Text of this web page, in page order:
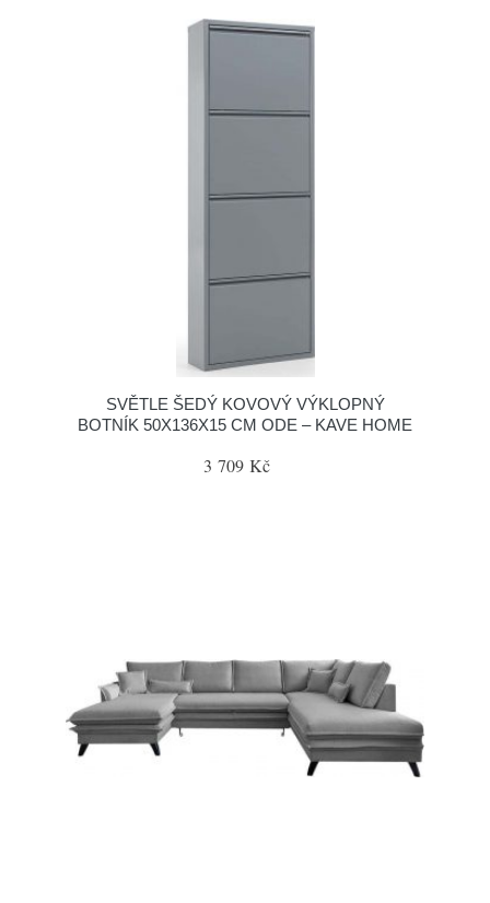
SVĚTLE ŠEDÝ KOVOVÝ VÝKLOPNÝ
BOTNÍK 50X136X15 CM ODE – KAVE HOME
3 709 Kč